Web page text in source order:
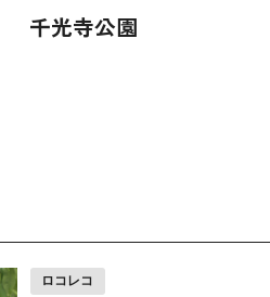
千光寺公園
ロコレコ